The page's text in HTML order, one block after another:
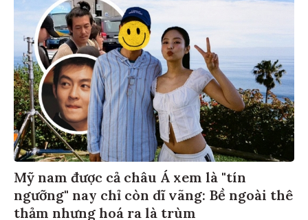
Mỹ nam được cả châu Á xem là "tín
ngưỡng" nay chỉ còn dĩ vãng: Bề ngoài thê
thảm nhưng hoá ra là trùm